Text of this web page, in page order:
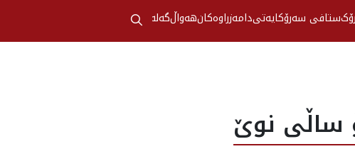
ستافی سەرۆکایەتیدامەزراوەکانهه‌واڵگەلەری
⚲
ساڵى نوێ